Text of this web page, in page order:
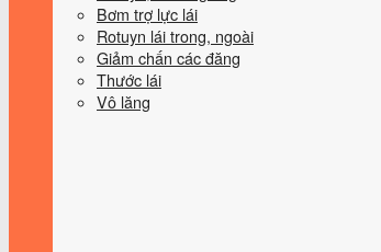
Bơm trợ lực lái
Rotuyn lái trong, ngoài
Giảm chấn các đăng
Thước lái
Vô lăng